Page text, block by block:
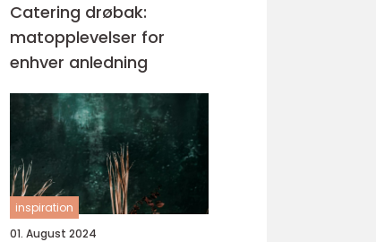
Catering drøbak:
matopplevelser for
enhver anledning
inspiration
01. August 2024